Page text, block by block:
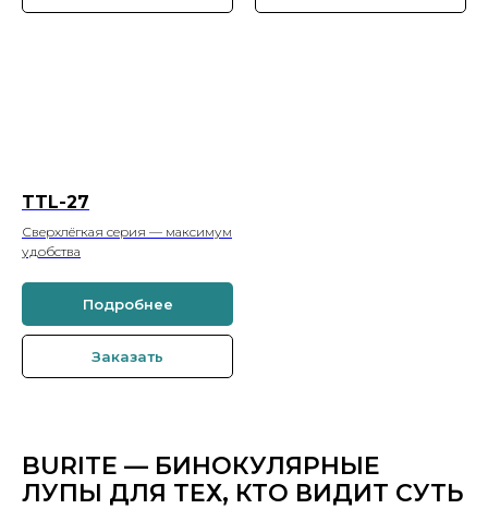
TTL-27
Сверхлёгкая серия — максимум
удобства
Подробнее
Заказать
BURITE — БИНОКУЛЯРНЫЕ
ЛУПЫ ДЛЯ ТЕХ, КТО ВИДИТ СУТЬ